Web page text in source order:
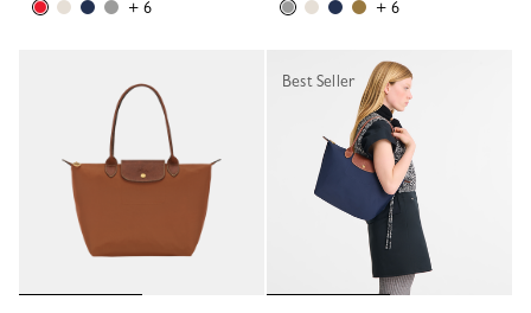
+ 6
+ 6
Best Seller